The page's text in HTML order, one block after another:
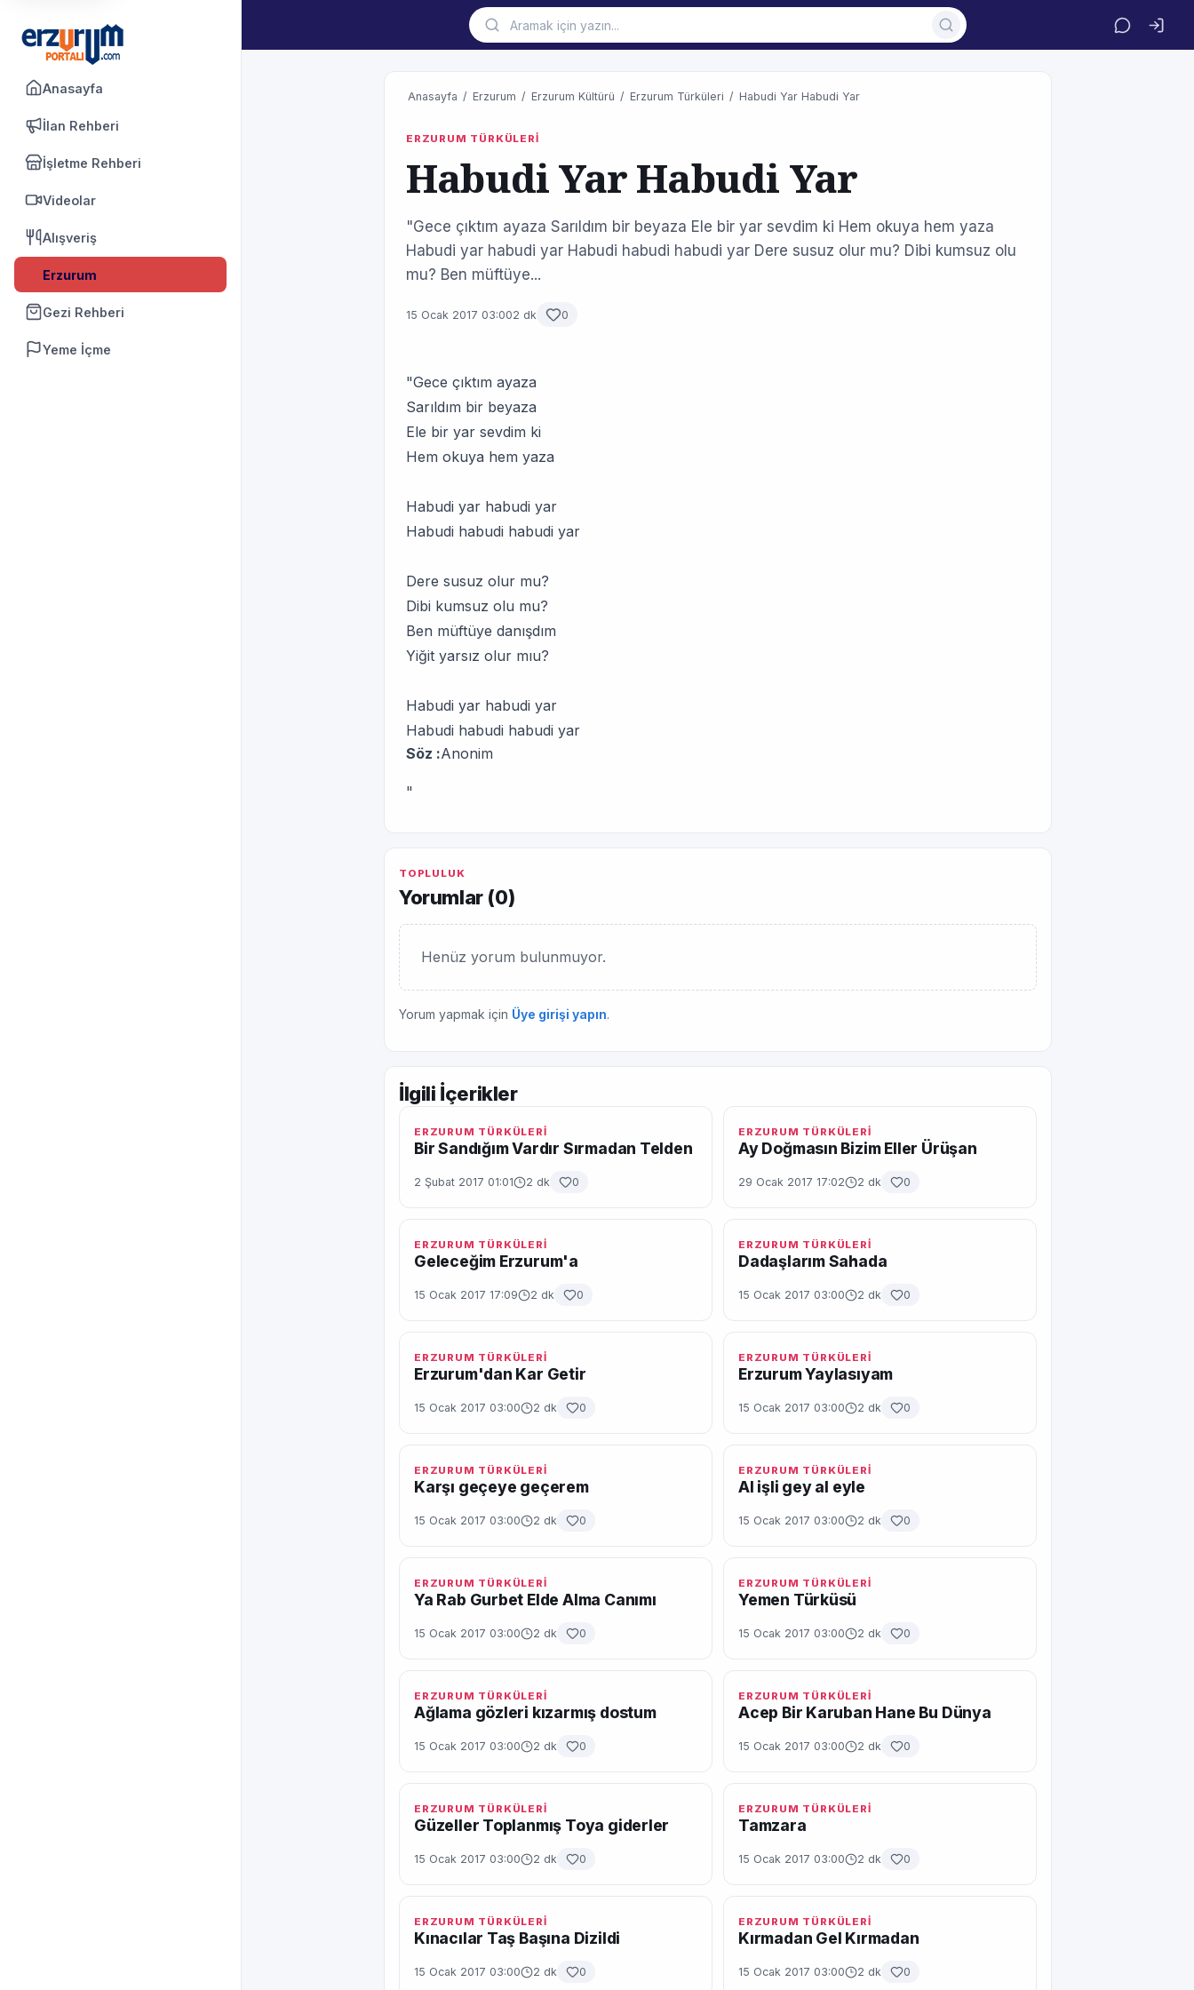
Anasayfa
İlan Rehberi
İşletme Rehberi
Videolar
Alışveriş
Erzurum
Gezi Rehberi
Yeme İçme
Anasayfa / Erzurum / Erzurum Kültürü / Erzurum Türküleri / Habudi Yar Habudi Yar
ERZURUM TÜRKÜLERİ
Habudi Yar Habudi Yar
"Gece çıktım ayaza Sarıldım bir beyaza Ele bir yar sevdim ki Hem okuya hem yaza
Habudi yar habudi yar Habudi habudi habudi yar Dere susuz olur mu? Dibi kumsuz olu
mu? Ben müftüye...
15 Ocak 2017 03:002 dk 0
"Gece çıktım ayaza
Sarıldım bir beyaza
Ele bir yar sevdim ki
Hem okuya hem yaza
Habudi yar habudi yar
Habudi habudi habudi yar
Dere susuz olur mu?
Dibi kumsuz olu mu?
Ben müftüye danışdım
Yiğit yarsız olur mıu?
Habudi yar habudi yar
Habudi habudi habudi yar
Söz :Anonim
"
TOPLULUK
Yorumlar (0)
Henüz yorum bulunmuyor.
Yorum yapmak için Üye girişi yapın.
İlgili İçerikler
ERZURUM TÜRKÜLERİ
Bir Sandığım Vardır Sırmadan Telden
2 Şubat 2017 01:01 2 dk 0
ERZURUM TÜRKÜLERİ
Ay Doğmasın Bizim Eller Ürüşan
29 Ocak 2017 17:02 2 dk 0
ERZURUM TÜRKÜLERİ
Geleceğim Erzurum'a
15 Ocak 2017 17:09 2 dk 0
ERZURUM TÜRKÜLERİ
Dadaşlarım Sahada
15 Ocak 2017 03:00 2 dk 0
ERZURUM TÜRKÜLERİ
Erzurum'dan Kar Getir
15 Ocak 2017 03:00 2 dk 0
ERZURUM TÜRKÜLERİ
Erzurum Yaylasıyam
15 Ocak 2017 03:00 2 dk 0
ERZURUM TÜRKÜLERİ
Karşı geçeye geçerem
15 Ocak 2017 03:00 2 dk 0
ERZURUM TÜRKÜLERİ
Al işli gey al eyle
15 Ocak 2017 03:00 2 dk 0
ERZURUM TÜRKÜLERİ
Ya Rab Gurbet Elde Alma Canımı
15 Ocak 2017 03:00 2 dk 0
ERZURUM TÜRKÜLERİ
Yemen Türküsü
15 Ocak 2017 03:00 2 dk 0
ERZURUM TÜRKÜLERİ
Ağlama gözleri kızarmış dostum
15 Ocak 2017 03:00 2 dk 0
ERZURUM TÜRKÜLERİ
Acep Bir Karuban Hane Bu Dünya
15 Ocak 2017 03:00 2 dk 0
ERZURUM TÜRKÜLERİ
Güzeller Toplanmış Toya giderler
15 Ocak 2017 03:00 2 dk 0
ERZURUM TÜRKÜLERİ
Tamzara
15 Ocak 2017 03:00 2 dk 0
ERZURUM TÜRKÜLERİ
Kınacılar Taş Başına Dizildi
15 Ocak 2017 03:00 2 dk 0
ERZURUM TÜRKÜLERİ
Kırmadan Gel Kırmadan
15 Ocak 2017 03:00 2 dk 0